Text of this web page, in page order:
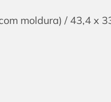
moldura) / 43,4 x